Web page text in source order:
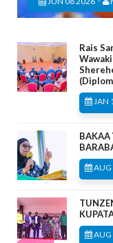
Rais
JAN
BAKAA